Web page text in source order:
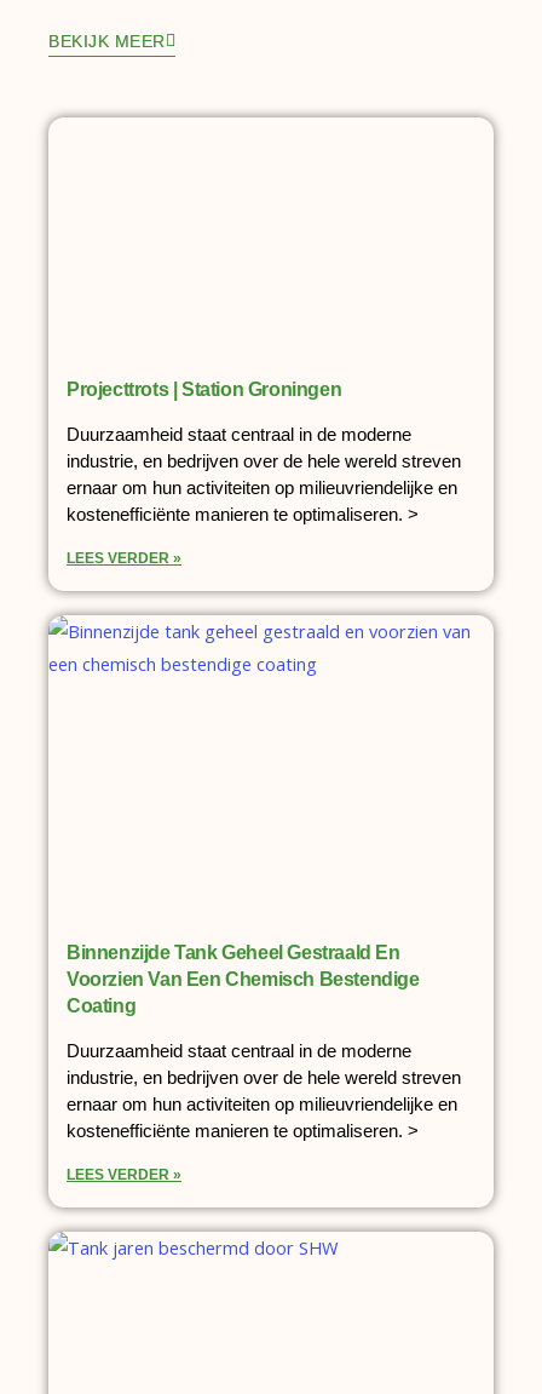
BEKIJK MEER
Projecttrots | Station Groningen
Duurzaamheid staat centraal in de moderne
industrie, en bedrijven over de hele wereld streven
ernaar om hun activiteiten op milieuvriendelijke en
kostenefficiënte manieren te optimaliseren. >
LEES VERDER »
Binnenzijde Tank Geheel Gestraald En
Voorzien Van Een Chemisch Bestendige
Coating
Duurzaamheid staat centraal in de moderne
industrie, en bedrijven over de hele wereld streven
ernaar om hun activiteiten op milieuvriendelijke en
kostenefficiënte manieren te optimaliseren. >
LEES VERDER »